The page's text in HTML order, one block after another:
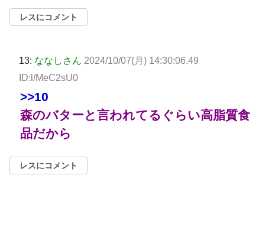
レスにコメント
13: ななしさん 2024/10/07(月) 14:30:06.49
ID:l/MeC2sU0
>>10
森のバターと言われてるぐらい高脂質食
品だから
レスにコメント